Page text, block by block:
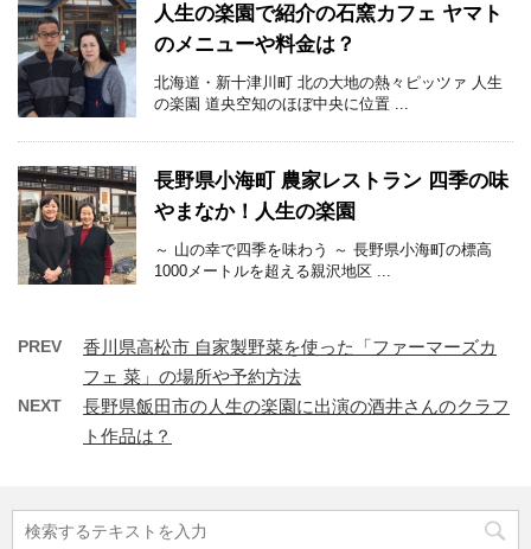
人生の楽園で紹介の石窯カフェ ヤマト
のメニューや料金は？
北海道・新十津川町 北の大地の熱々ピッツァ 人生
の楽園 道央空知のほぼ中央に位置 ...
長野県小海町 農家レストラン 四季の味
やまなか！人生の楽園
～ 山の幸で四季を味わう ～ 長野県小海町の標高
1000メートルを超える親沢地区 ...
PREV
香川県高松市 自家製野菜を使った「ファーマーズカ
フェ 菜」の場所や予約方法
NEXT
長野県飯田市の人生の楽園に出演の酒井さんのクラフ
ト作品は？